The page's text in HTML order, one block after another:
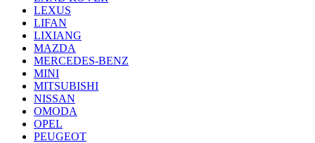
LEXUS
LIFAN
LIXIANG
MAZDA
MERCEDES-BENZ
MINI
MITSUBISHI
NISSAN
OMODA
OPEL
PEUGEOT